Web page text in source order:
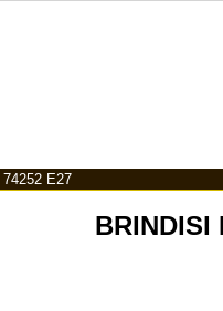
E27
BRINDISI